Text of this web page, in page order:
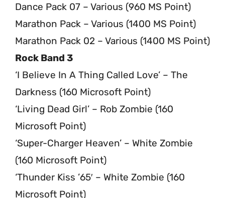
Dance Pack 07 – Various (960 MS Point)
Marathon Pack – Various (1400 MS Point)
Marathon Pack 02 – Various (1400 MS Point)
Rock Band 3
‘I Believe In A Thing Called Love’ – The
Darkness (160 Microsoft Point)
‘Living Dead Girl’ – Rob Zombie (160
Microsoft Point)
‘Super-Charger Heaven’ – White Zombie
(160 Microsoft Point)
‘Thunder Kiss ’65′ – White Zombie (160
Microsoft Point)